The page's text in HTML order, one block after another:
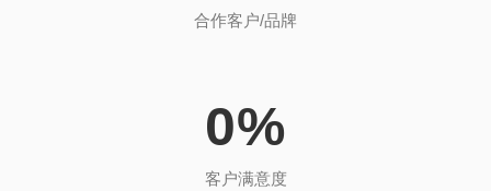
合作客户/品牌
0%
客户满意度